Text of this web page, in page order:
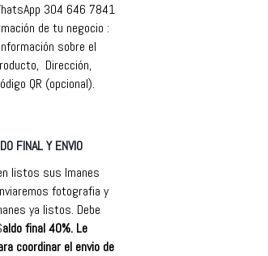
304 646 7841
de tu negocio :
sobre el
Dirección,
QR (opcional).
FINAL Y ENVIO
listos sus Imanes
fotografia y
ya listos. Debe
aldo final 40%. Le
coordinar el envio de